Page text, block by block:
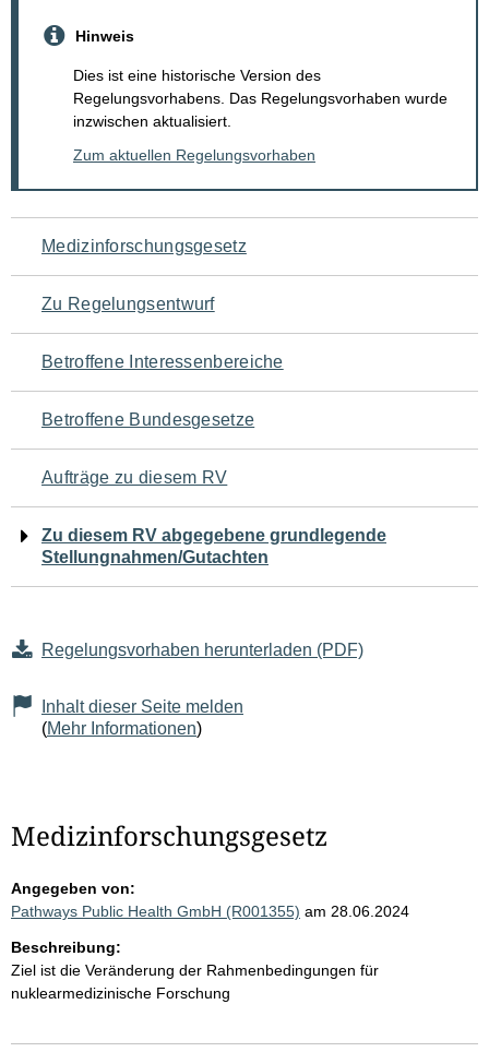
Hinweis
Dies ist eine historische Version des
Regelungsvorhabens. Das Regelungsvorhaben wurde
inzwischen aktualisiert.
Zum aktuellen Regelungsvorhaben
Navigation
für
den
Seiteninhalt
Medizinforschungsgesetz
Zu Regelungsentwurf
Betroffene Interessenbereiche
Betroffene Bundesgesetze
Aufträge zu diesem RV
Zu diesem RV abgegebene grundlegende
Stellungnahmen/Gutachten
Regelungsvorhaben herunterladen (PDF)
Inhalt dieser Seite melden
(Mehr Informationen)
Medizinforschungsgesetz
Angegeben von:
Pathways Public Health GmbH (R001355) am 28.06.2024
Beschreibung:
Ziel ist die Veränderung der Rahmenbedingungen für
nuklearmedizinische Forschung